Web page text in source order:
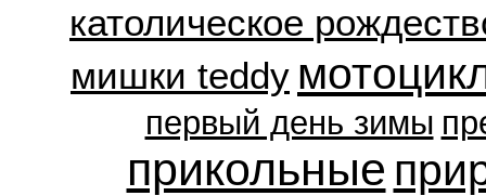
католическое
мишки teddy
первый день зимы
прикольные